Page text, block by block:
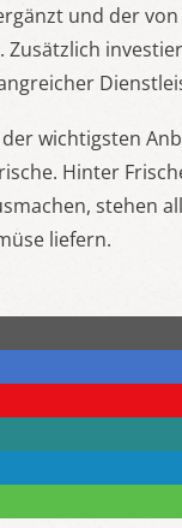
und der
wichtigsten
Hinter
stehen
liefern.